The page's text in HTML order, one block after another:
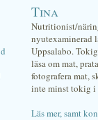
Tina
Nutritionist/
nyutexaminerad
Uppsalabo.
läsa om mat,
fotografera mat,
inte minst tokig i
Läs mer, samt